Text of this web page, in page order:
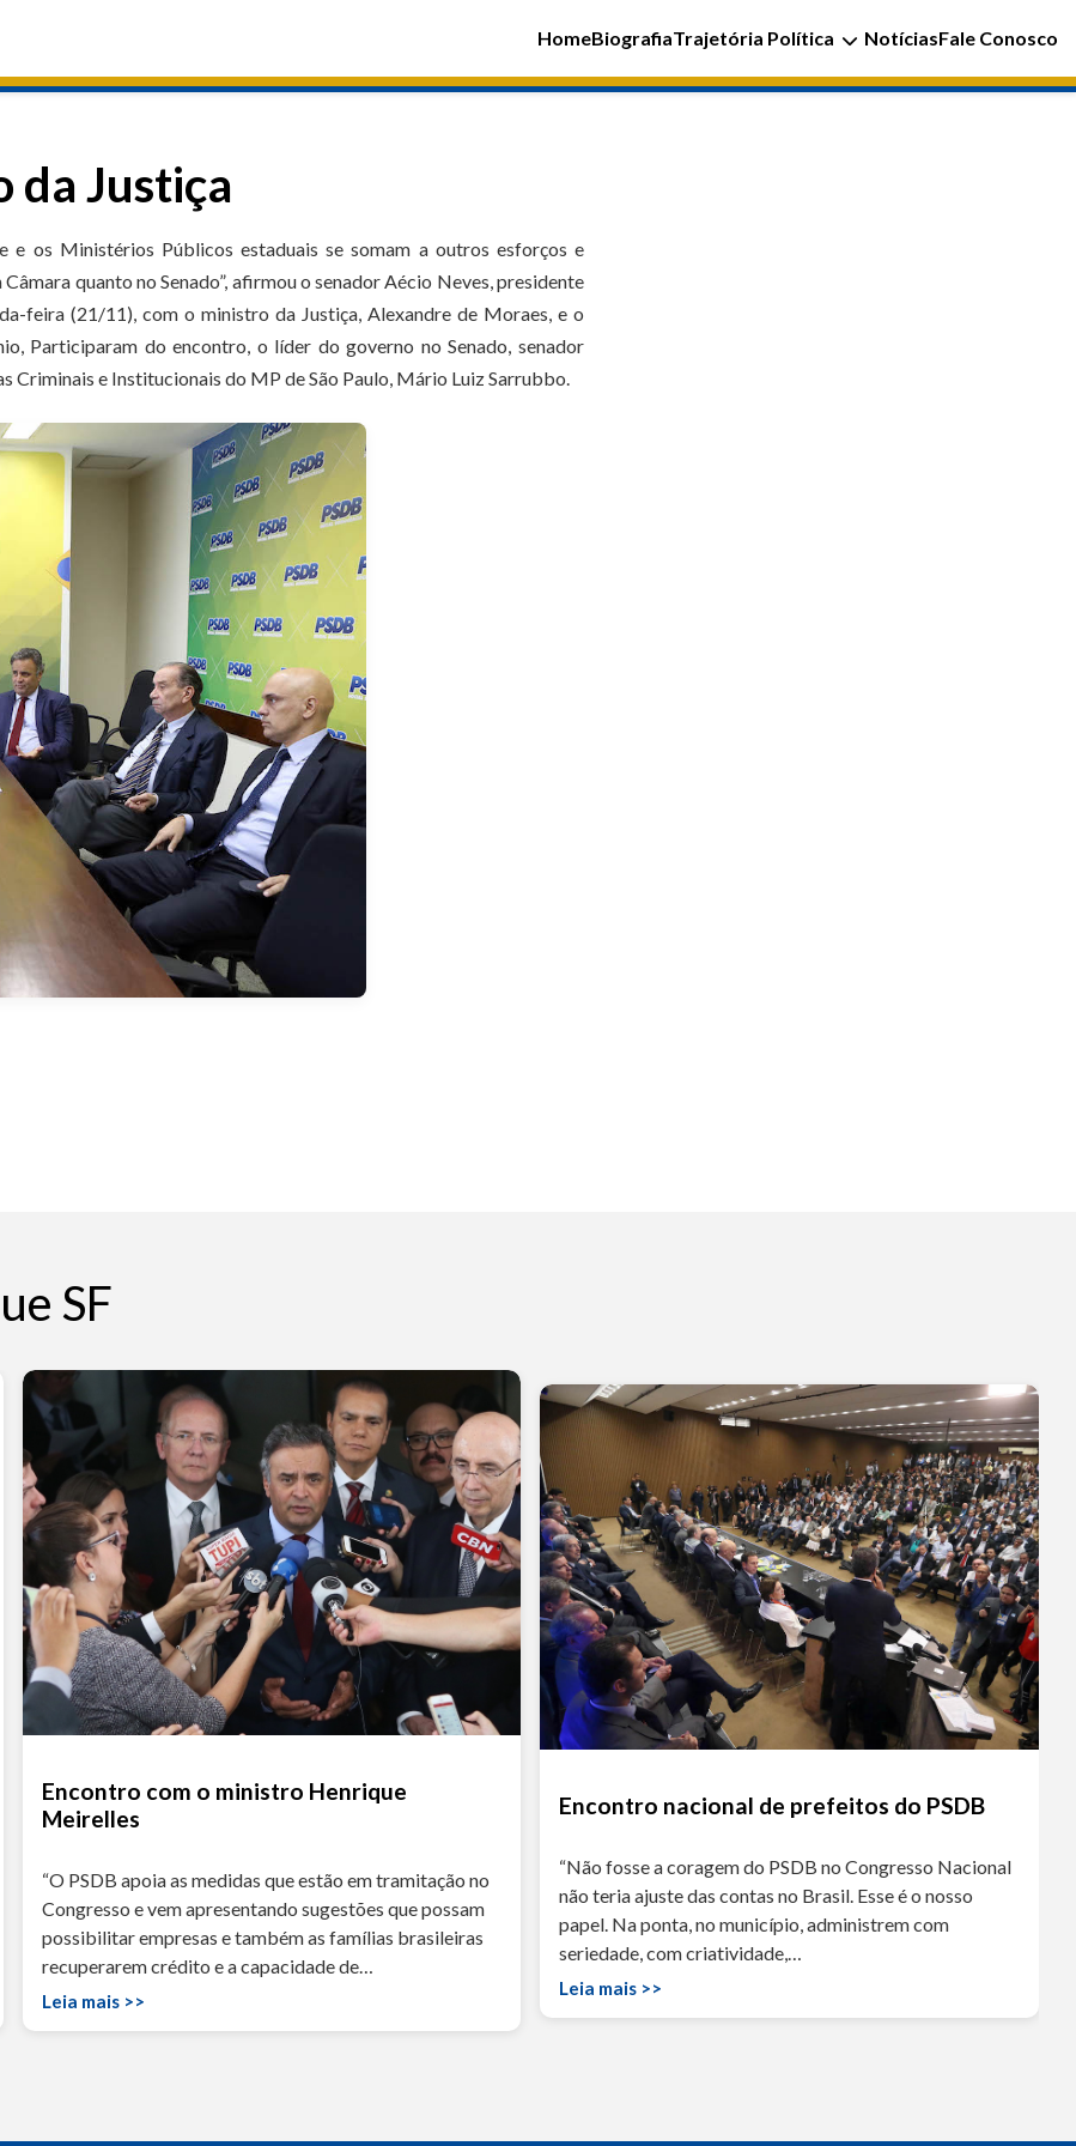
HomeBiografiaTrajetória Política NotíciasFale Conosco
da Justiça
e os Ministérios Públicos estaduais se somam a outros esforços e
quanto no Senado”, afirmou o senador Aécio Neves, presidente
feira (21/11), com o ministro da Justiça, Alexandre de Moraes, e o
Participaram do encontro, o líder do governo no Senado, senador
Criminais e Institucionais do MP de São Paulo, Mário Luiz Sarrubbo.
SF
Encontro com o ministro Henrique
Meirelles
“O PSDB apoia as medidas que estão em tramitação no
Congresso e vem apresentando sugestões que possam
possibilitar empresas e também as famílias brasileiras
recuperarem crédito e a capacidade de…
Leia mais >>
Encontro nacional de prefeitos do PSDB
“Não fosse a coragem do PSDB no Congresso Nacional
não teria ajuste das contas no Brasil. Esse é o nosso
papel. Na ponta, no município, administrem com
seriedade, com criatividade,…
Leia mais >>